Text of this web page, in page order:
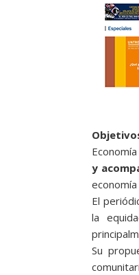
y
El
la
Su